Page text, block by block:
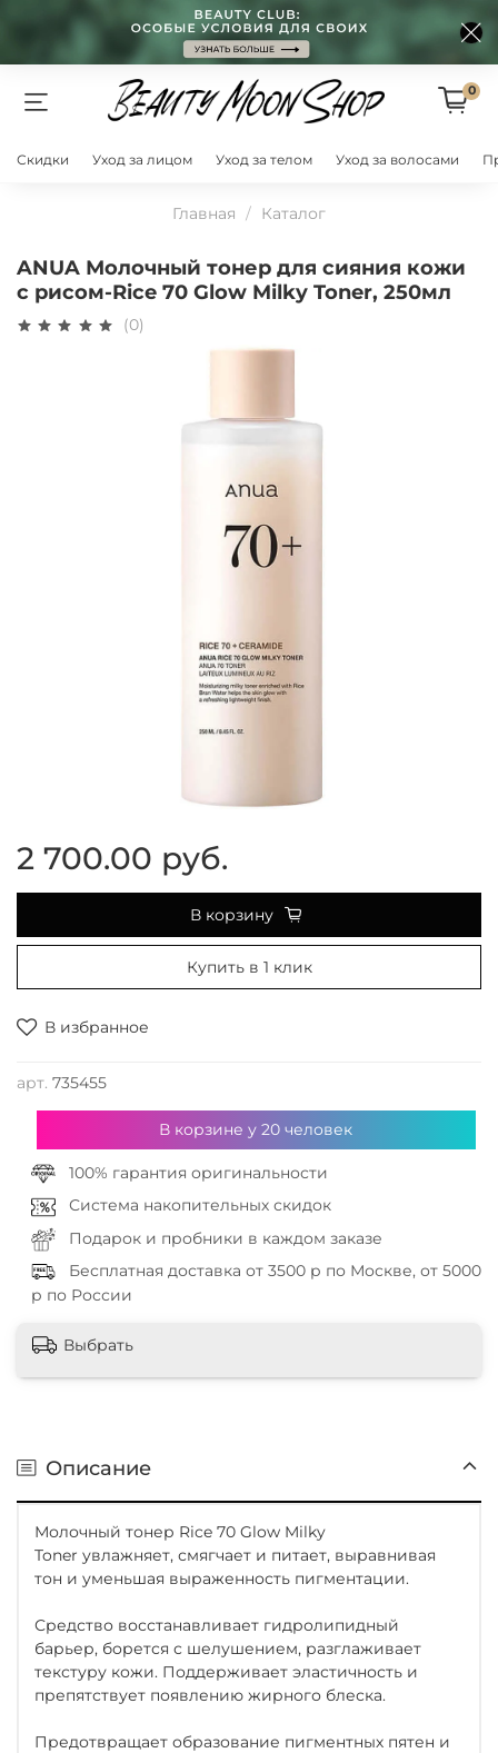
0
Скидки Уход за лицом Уход за телом Уход за волосами
Главная Каталог
ANUA Молочный тонер для сияния кожи
с рисом-Rice 70 Glow Milky Toner, 250мл
(0)
В избранное
арт. 735455
2 700.00 руб.
В корзину
Купить в 1 клик
В корзине у20 человек
100% гарантия оригинальности
Система накопительных скидок
Подарок и пробники в каждом заказе
Бесплатная доставка от 3500 р по Москве, от 5000
р по России
Выбрать
Описание
Молочный тонер Rice 70 Glow Milky
Toner увлажняет, смягчает и питает, выравнивая
тон и уменьшая выраженность пигментации.
Средство восстанавливает гидролипидный
барьер, борется с шелушением, разглаживает
текстуру кожи. Поддерживает эластичность и
препятствует появлению жирного блеска.
Предотвращает образование пигментных пятен и